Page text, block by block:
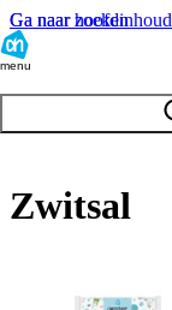
Ga naar hoofdinhoud
Ga naar zoeken
menu
Zwitsal